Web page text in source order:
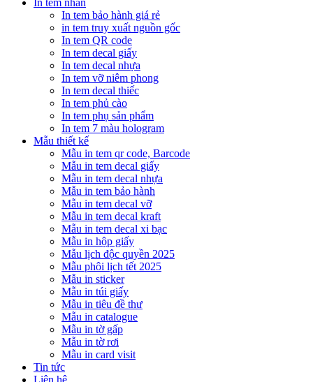
In tem bảo hành giá rẻ
in tem truy xuất nguồn gốc
In tem QR code
In tem decal giấy
In tem decal nhựa
In tem vỡ niêm phong
In tem decal thiếc
In tem phủ cào
In tem phụ sản phẩm
In tem 7 màu hologram
Mẫu thiết kế
Mẫu in tem qr code, Barcode
Mẫu in tem decal giấy
Mẫu in tem decal nhựa
Mẫu in tem bảo hành
Mẫu in tem decal vỡ
Mẫu in tem decal kraft
Mẫu in tem decal xi bạc
Mẫu in hộp giấy
Mẫu lịch độc quyền 2025
Mẫu phôi lịch tết 2025
Mẫu in sticker
Mẫu in túi giấy
Mẫu in tiêu đề thư
Mẫu in catalogue
Mẫu in tờ gấp
Mẫu in tờ rơi
Mẫu in card visit
Tin tức
Liên hệ